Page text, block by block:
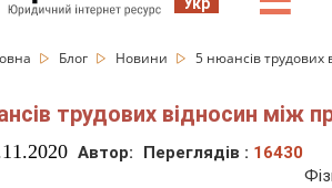
Блог Новини 5 нюансів трудових
трудових відносин між
Автор: Переглядів : 16430